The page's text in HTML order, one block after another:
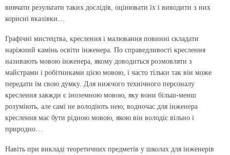
вивчати результати таких дослідів, оцінювати їх і виводити з них
корисні вказівки…
Графічні мистецтва, креслення і малювання повинні складати
наріжний камінь освіти інженера. По справедливості креслення
називають мовою інженера, якому доводиться розмовляти з
майстрами і робітниками цією мовою, і часто тільки так він може
передати їм свою думку. Для нижчого технічного персоналу
креслення завжди є іноземною мовою, яку вони більш-менш
розуміють, але самі не володіють нею; водночас для інженера
креслення має бути рідною мовою, якою він володіє вільно і
природно…
Навіть при викладі теоретичних предметів у школах для інженерів